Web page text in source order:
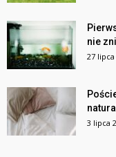
nie
27 lipca
3 lipca